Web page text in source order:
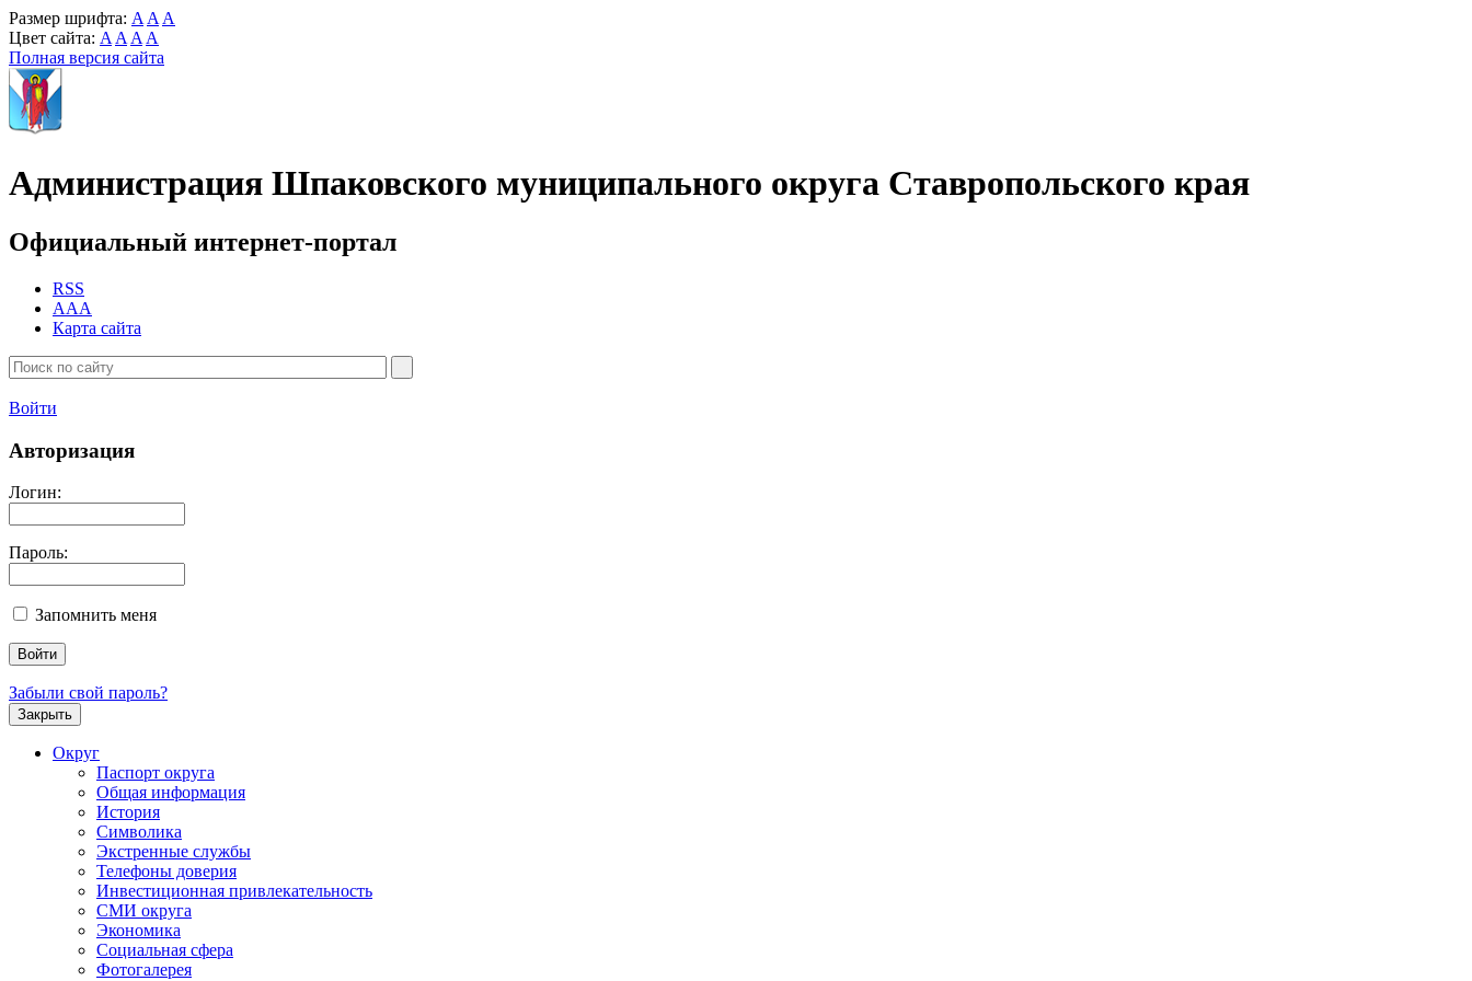
Размер шрифта: A A A
Цвет сайта: A A A A
Полная версия сайта
Администрация Шпаковского муниципального округа Ставропольского края
Официальный интернет-портал
RSS
AAA
Карта сайта
Войти
Авторизация
Логин:
Пароль:
Запомнить меня
Забыли свой пароль?
Закрыть
Округ
Паспорт округа
Общая информация
История
Символика
Экстренные службы
Телефоны доверия
Инвестиционная привлекательность
СМИ округа
Экономика
Социальная сфера
Фотогалерея